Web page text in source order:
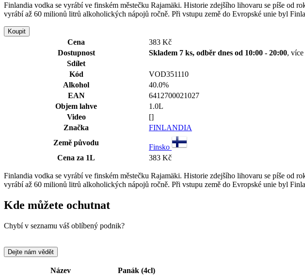
Finlandia vodka se vyrábí ve finském městečku Rajamäki. Historie zdejšího lihovaru se píše od
vyrábí až 60 milionů litrů alkoholických nápojů ročně. Při vstupu země do Evropské unie byl
Koupit
Cena
383 Kč
Dostupnost
Skladem 7 ks, odběr dnes od 10:00 - 20:00, více
Sdílet
Kód
VOD351110
Alkohol
40.0%
EAN
6412700021027
Objem lahve
1.0L
Video
[]
Značka
FINLANDIA
Země původu
Finsko
Cena za 1L
383 Kč
Finlandia vodka se vyrábí ve finském městečku Rajamäki. Historie zdejšího lihovaru se píše od
vyrábí až 60 milionů litrů alkoholických nápojů ročně. Při vstupu země do Evropské unie byl
Kde můžete ochutnat
Chybí v seznamu váš oblíbený podnik?
Dejte nám vědět
Název
Panák (4cl)